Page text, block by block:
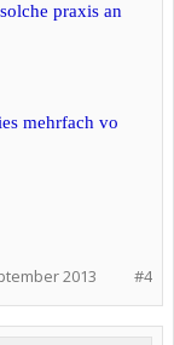
praxis an
mehrfach vo
#4
2013